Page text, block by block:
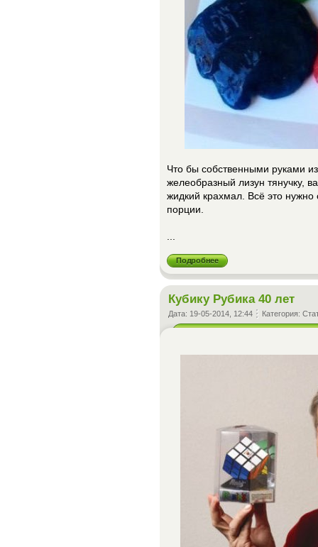
Что бы собственными руками
желеобразный лизун тянучку,
жидкий крахмал. Всё это
порции.
Подробнее
Кубику Рубика 40 лет
Дата: 19-05-2014, 12:44 Категория: